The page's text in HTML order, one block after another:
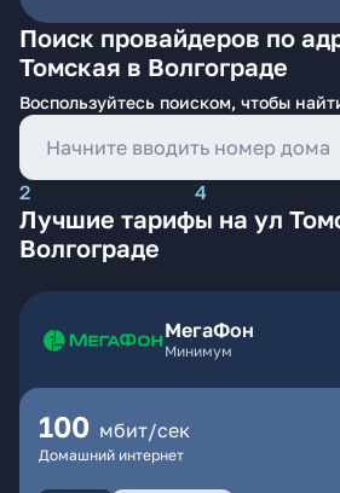
Поиск провайдеров по
Томская в Волгограде
Воспользуйтесь поиском, чтобы
2 4
Лучшие тарифы на ул
Волгограде
МегаФон
Минимум
100 мбит/сек
Домашний интернет